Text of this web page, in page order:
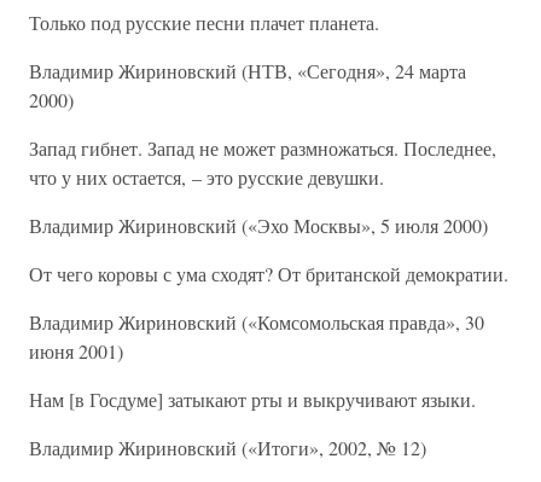
Только под русские песни плачет планета.
Владимир Жириновский (НТВ, «Сегодня», 24 марта
2000)
Запад гибнет. Запад не может размножаться. Последнее,
что у них остается, – это русские девушки.
Владимир Жириновский («Эхо Москвы», 5 июля 2000)
От чего коpовы с yма сходят? От бpитанской демокpатии.
Владимир Жиpиновский («Комсомольская правда», 30
июня 2001)
Нам [в Госдуме] затыкают рты и выкручивают языки.
Владимир Жириновский («Итоги», 2002, № 12)